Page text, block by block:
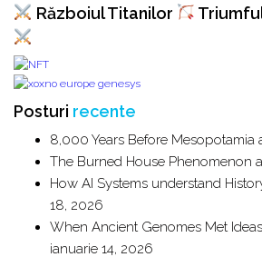
Războiul Titanilor
Posturi recente
8,000 Years Before Mesopotamia
The Burned House Phenomenon
How AI Systems understand
18, 2026
When Ancient Genomes Met
ianuarie 14, 2026